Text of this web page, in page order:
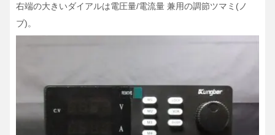
右端の大きいダイアルは電圧量/電流量 兼用の調節ツマミ(ノ
ブ)。